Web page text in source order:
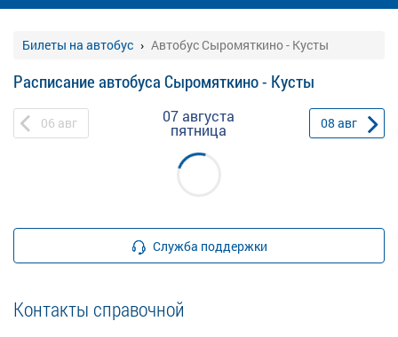
Билеты на автобус Автобус Сыромяткино - Кусты
Расписание автобуса Сыромяткино - Кусты
06 авг 07 августа
пятница 08 авг
Служба поддержки
Контакты справочной